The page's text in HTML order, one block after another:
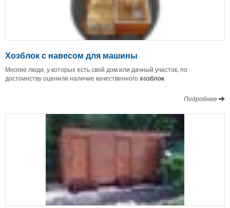
Хозблок с навесом для машины
Многие люди, у которых есть свой дом или дачный участок, по
достоинству оценили наличие качественногохозблок
Подробнее